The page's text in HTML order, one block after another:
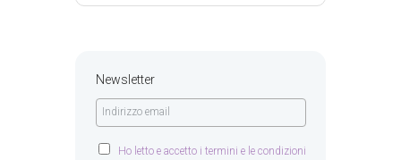
Newsletter
Ho letto e accetto i termini e le condizioni